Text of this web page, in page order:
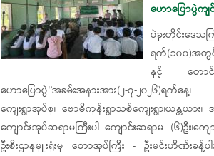
ဟောပြောပွဲကျ
ပဲခူးတိုင်းဒေ
ရက်(၁၀၀)အတွ
နှင့် တောင်
ဟောပြောပွဲ'’အခမ်းအနားအား(၂-၇-၂၀၂၆)ရ
ကျေးရွာအုပ်စု၊ ဗောဓိကုန်းရွာသစ်ကျေးရွာ၊ယန္တယာ
ကျောင်းအုပ်ဆရာမကြီးပါ ကျောင်းဆရာမ (၆)ဦး၊က
ဦးစီးဌာနမှူးရုံးမှ တောအုပ်ကြီး - ဦးမင်းဟိဏ်းခန့်